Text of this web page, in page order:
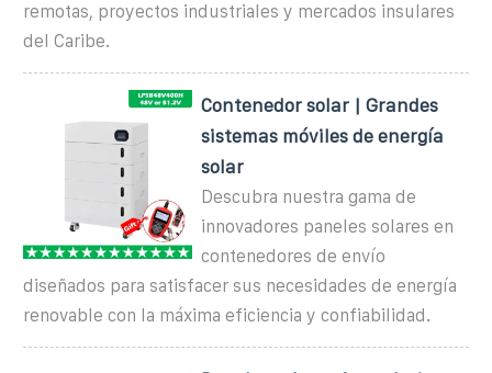
remotas, proyectos industriales y mercados insulares
del Caribe.
Contenedor solar | Grandes
sistemas móviles de energía
solar
Descubra nuestra gama de
innovadores paneles solares en
contenedores de envío
diseñados para satisfacer sus necesidades de energía
renovable con la máxima eficiencia y confiabilidad.